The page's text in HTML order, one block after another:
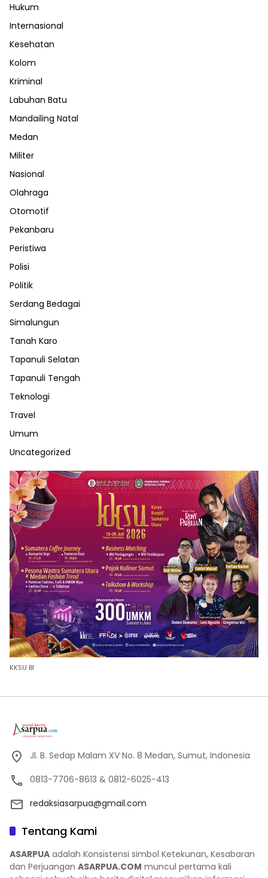
Hukum
Internasional
Kesehatan
Kolom
Kriminal
Labuhan Batu
Mandailing Natal
Medan
Militer
Nasional
Olahraga
Otomotif
Pekanbaru
Peristiwa
Polisi
Politik
Serdang Bedagai
Simalungun
Tanah Karo
Tapanuli Selatan
Tapanuli Tengah
Teknologi
Travel
Umum
Uncategorized
KKSU BI
Jl. B. Sedap Malam XV No. 8 Medan, Sumut, Indonesia
0813-7706-8613 & 0812-6025-413
redaksiasarpua@gmail.com
Tentang Kami
ASARPUA adalah Konsistensi simbol Ketekunan, Kesabaran
dan Perjuangan ASARPUA.COM muncul pertama kali